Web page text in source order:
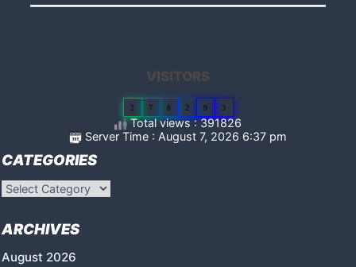
VISITORS
2 7 8 2 9 3
Total views : 391826
Server Time : August 7, 2026 6:37 pm
CATEGORIES
Categories
ARCHIVES
August 2026